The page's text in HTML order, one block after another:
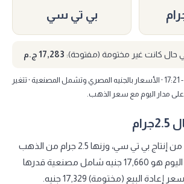
بي تي سي
حال كانت غير مختومة (مفتوحة): 17,283 ج.م
آخر تحديث: 2026/08/07 - 17:21 · الأسعار بالجنيه المصري وتشمل المصنعية · تتغير
على مدار اليوم مع سعر الذهب.
تيتينة اطفال 2.5جرام من إنتاج بي تي سي، وزنها 2.5 جرام من الذهب
عيار 24. سعر الشراء اليوم هو 17,660 جنيه شامل مصنعية قدرها